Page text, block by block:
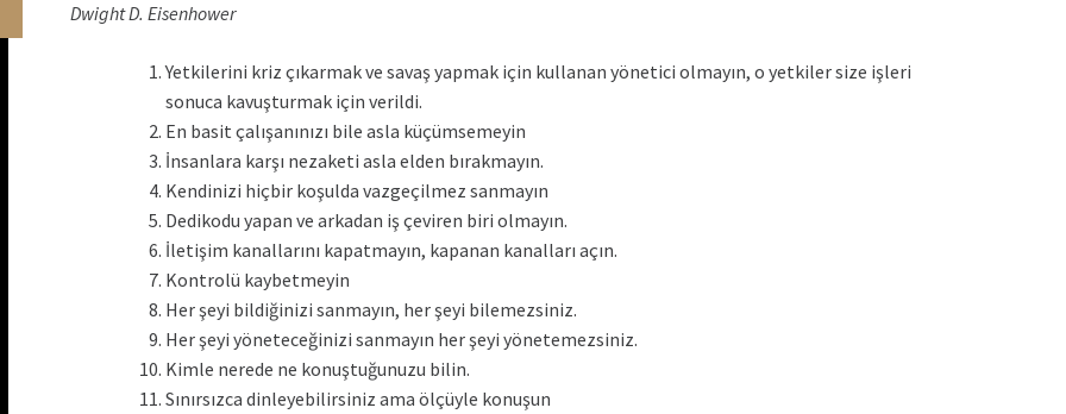
Dwight D. Eisenhower
Yetkilerini kriz çıkarmak ve savaş yapmak için kullanan yönetici olmayın, o yetkiler size işleri
sonuca kavuşturmak için verildi.
En basit çalışanınızı bile asla küçümsemeyin
İnsanlara karşı nezaketi asla elden bırakmayın.
Kendinizi hiçbir koşulda vazgeçilmez sanmayın
Dedikodu yapan ve arkadan iş çeviren biri olmayın.
İletişim kanallarını kapatmayın, kapanan kanalları açın.
Kontrolü kaybetmeyin
Her şeyi bildiğinizi sanmayın, her şeyi bilemezsiniz.
Her şeyi yöneteceğinizi sanmayın her şeyi yönetemezsiniz.
Kimle nerede ne konuştuğunuzu bilin.
Sınırsızca dinleyebilirsiniz ama ölçüyle konuşun